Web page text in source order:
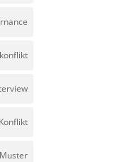
Konflikt
Muster